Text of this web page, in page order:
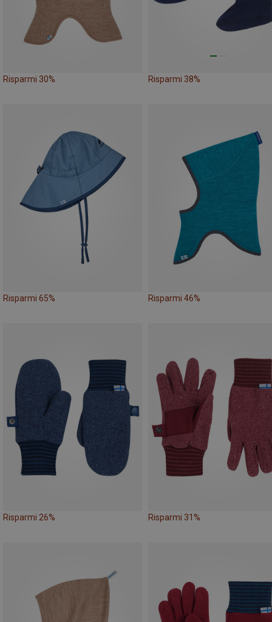
Risparmi 30% Risparmi 38%
Risparmi 65% Risparmi 46%
Risparmi 26% Risparmi 31%